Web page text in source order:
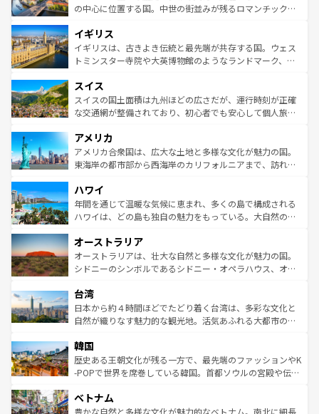
ンテンツ一覧を参照してほしい。
から魅了する。また、フランスは美食の国としても知ら
いる。シャンパンの発祥地であるランス、プロヴァンスの
香り高いラベンダー畑など、多彩な楽しみ方が可能だ。さ
らに、パリ以外の地域にも魅力が溢れており、どの街角に
れる地方に足を運ぶとそれぞれで全く異なる文化を体験で
きるだろう。 なお、新着のフランス情報はコンテンツ一覧
を参照してほしい。
の中心に位置する国。中世の街並みが残るロマンチック街
顔を持つこの国は、どこを歩いても飽きることがない。ベ
ルリンの文化的活気、バイエルン州のアルプスの絶景、そ
してライン川沿いのワイン畑といった風景は必見。ビール
は、お酒好きな人にはぜひ体験してほしい。 なお、新着の
ドイツ情報はコンテンツ一覧を参照してほしい。
イギリス
イギリスは、古きよき伝統と最先端が共存する国。ウェス
トミンスター寺院や大英博物館のようなランドマーク、歴
リアごとに異なる魅力がある。また、優雅なアフタヌーン
ティー、ビール好きにはたまらない英国パブ、サッカー観
戦など、本場だからこそできる体験も豊富。イギリスを旅
ンツ一覧を参照してほしい。
スイス
スイスの国土面積は九州ほどの広さだが、運行時刻が正確
な交通網が整備されており、初心者でも安心して個人旅行
の建物がそのまま残る町や、スイスならではのユニークな
博物館もあり、アルプス観光だけでなく町歩きも満喫する
ことができる。国民の所得が高いため物価も高いが、旅行
ば市内交通費無料で観光を楽しむこともできる。 なお、新
着のスイス情報はコンテンツ一覧 を参照してほしい。
アメリカ
アメリカ合衆国は、広大な土地と多様な文化が魅力の国。
東海岸の都市部から西海岸のカリフォルニアまで、訪れる
のような巨大都市は、観光、ショッピング、エンターテイ
ンメントが詰まった刺激的なスポットだ。一方、アメリカ
西部には大自然が広がり、グランドキャニオンやイエロー
部のニューオーリンズでは、音楽と美食が融合した独特の
文化が魅力。旅行者はアメリカの各地域で異なる魅力を楽
しみながら、その多様性と豊かな歴史を感じることができ
ならではの贅沢な旅のスタイルだ。 なお、新着のアメリカ
情報はコンテンツ一覧を参照してほしい。
ハワイ
年間を通じて温暖な気候に恵まれ、多くの島で構成される
ハワイは、どの島も独自の魅力をもっている。大自然の神
ワイ島は見逃せない。また、定番の観光地といえばオアフ
島だが、静かな自然を求めるならマウイ島やカウアイ島が
おすすめ。エメラルドグリーンに輝く海をはじめ、豊かな
れるおもてなしの心で訪れる人々を迎えてくれるハワイの
人々、おいしいローカルフードやハワイアンミュージッ
ク、伝統的なフラダンスなど、すべてがハワイの魅力を彩
ワイを、存分に味わってほしい。 なお、新着のハワイ情報
はコンテンツ一覧を参照してほしい。
オーストラリア
オーストラリアは、壮大な自然と多様な文化が魅力の国。
シドニーのシンボルであるシドニー・オペラハウス、オー
リアリーフや大陸中央部にそびえるウルル（エアーズロッ
ク）、タスマニアの美しい原生林やケアンズの熱帯雨林な
ど、見どころがたくさん。また、カフェやワイン、オージ
いる。アクティビティも充実しており、サーフィンやダイ
ビング、ハイキングなど、アウトドア好きにはたまらな
い。オーストラリアの多彩な魅力を存分に味わいつくそ
参照してほしい。
台湾
日本から約４時間ほどでたどり着く台湾は、多彩な文化と
自然が織りなす魅力的な観光地。活気あふれる大都市の台
ン）、静ひつな山岳地帯である台湾東部など、都市の喧騒
と山間の静けさが共存しており、訪れる人に新しい発見と
驚きをもたらしてくれる。また、奥深い台湾の食文化も魅
容にもいいと評判のスイーツなど、バラエティ豊かな料理
が味わえる。 なお、新着の台湾情報は コンテンツ一覧を参
韓国
歴史ある王朝文化が残る一方で、最先端のファッションやK
-POPで世界を席巻している韓国。首都ソウルの宮殿や伝統
き、地方に足を延ばせば四季折々の自然美を楽しむことが
できる。そして、キムチや焼肉、絶品のストリートフード
ベトナム
豊かな自然と多様な文化が魅力的なベトナム。南北に細長